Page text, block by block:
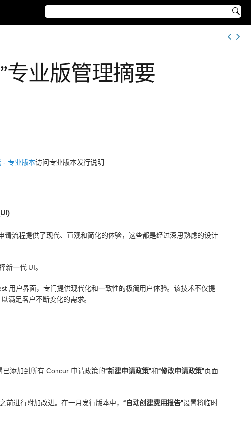

专业版管理摘要
- 专业版本访问专业版本发行说明
流程提供了现代、直观和简化的体验，这些都是经过深思熟虑的设计
新一代 UI。
用户界面，专门提供现代化和一致性的极简用户体验。该技术不仅提
满足客户不断变化的需求。
已添加到所有 Concur 申请政策的“新建申请政策”和“修改申请政策”页面
前进行附加改进。在一月发行版本中， “自动创建费用报告”设置将临时